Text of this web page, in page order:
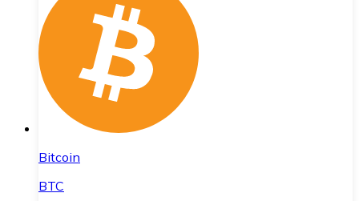
Bitcoin
BTC